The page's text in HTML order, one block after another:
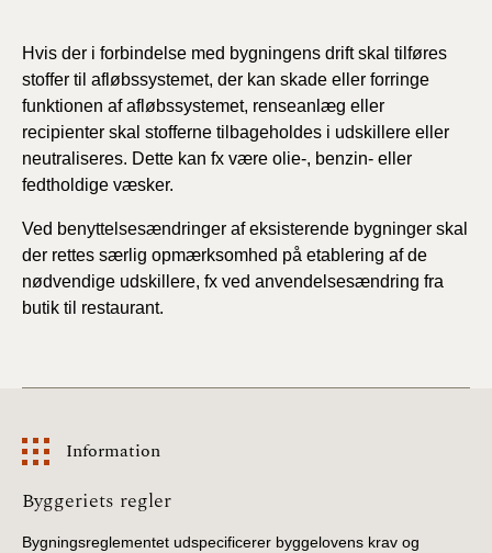
Hvis der i forbindelse med bygningens drift skal tilføres
stoffer til afløbssystemet, der kan skade eller forringe
funktionen af afløbssystemet, renseanlæg eller
recipienter skal stofferne tilbageholdes i udskillere eller
neutraliseres. Dette kan fx være olie-, benzin- eller
fedtholdige væsker.
Ved benyttelsesændringer af eksisterende bygninger skal
der rettes særlig opmærksomhed på etablering af de
nødvendige udskillere, fx ved anvendelsesændring fra
butik til restaurant.
Information
Information
Byggeriets regler
Bygningsreglementet udspecificerer byggelovens krav og